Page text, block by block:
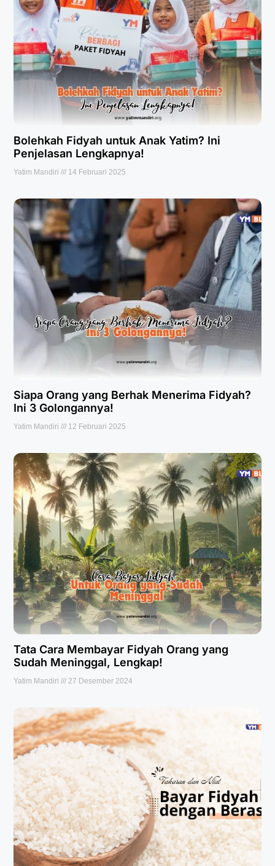
Bolehkah Fidyah untuk Anak Yatim? Ini
Penjelasan Lengkapnya!
Yatim Mandiri 14 Februari 2025
Siapa Orang yang Berhak Menerima Fidyah?
Ini 3 Golongannya!
Yatim Mandiri 12 Februari 2025
Tata Cara Membayar Fidyah Orang yang
Sudah Meninggal, Lengkap!
Yatim Mandiri 27 Desember 2024